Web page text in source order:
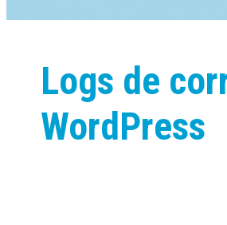
Logs de
WordPress